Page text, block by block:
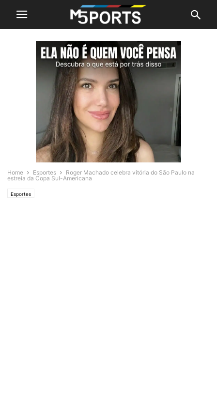
Home Esportes
Roger Machado celebra vitória do São Paulo na
estreia da Copa Sul-Americana
Esportes